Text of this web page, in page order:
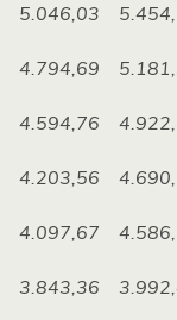
5.046,03
4.794,69
4.594,76
4.203,56
4.097,67
3.843,36